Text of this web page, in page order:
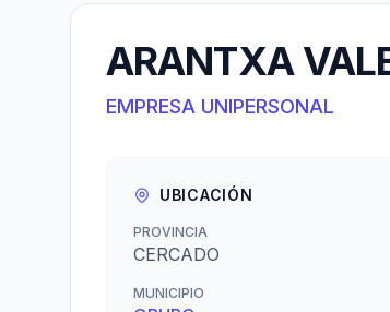
ARANTXA
EMPRESA UNIPERSONAL
UBICACIÓN
PROVINCIA
CERCADO
MUNICIPIO